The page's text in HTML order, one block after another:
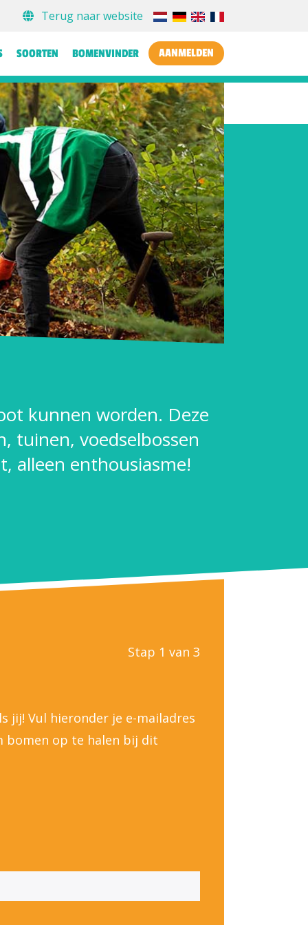
Terug naar website
SOORTEN BOMENVINDER AANMELDEN
kunnen worden. Deze
tuinen, voedselbossen
alleen enthousiasme!
Stap 1 van 3
jij! Vul hieronder je e-mailadres
bomen op te halen bij dit